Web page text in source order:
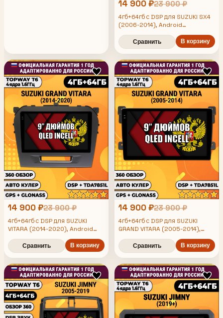
14 900 ₽23 900 ₽
4гб+64гб с DSP для SUZUKI SX4
(2006-2014), Android
магнитола, без слота под симку,
усилитель звука TDA7851 и
поддержка 360 камер
Сравнить В корзину
14 900 ₽23 900 ₽
4гб+64гб с DSP для SUZUKI
VITARA (2014-2020), Android
магнитола, без слота под симку,
усилитель звука TDA7851 и
поддержка 360 камер
Сравнить В корзину
14 900 ₽23 900 ₽
4гб+64гб с DSP для SUZUKI
GRAND VITARA (2005-2014),
Android магнитола, без слота
под симку, усилитель звука
TDA7851 и поддержка 360 камер
Сравнить В корзину